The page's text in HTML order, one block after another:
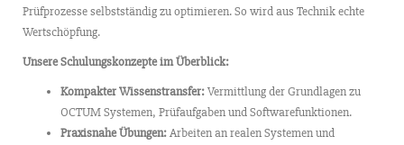
Prüfprozesse selbstständig zu optimieren. So wird aus Technik echte
Wertschöpfung.
Unsere Schulungskonzepte im Überblick:
Kompakter Wissenstransfer:Vermittlung der Grundlagen zu
OCTUM Systemen, Prüfaufgaben und Softwarefunktionen.
Praxisnahe Übungen:Arbeiten an realen Systemen und